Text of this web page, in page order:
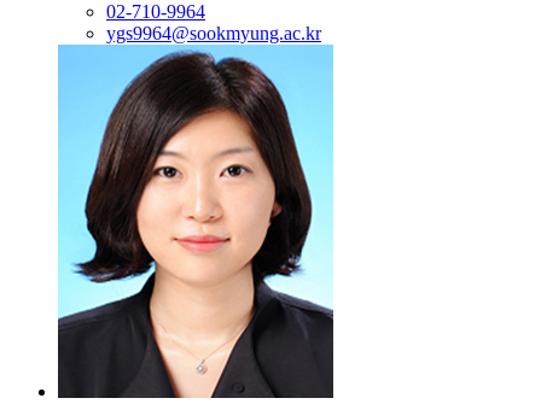
02-710-9964
ygs9964@sookmyung.ac.kr